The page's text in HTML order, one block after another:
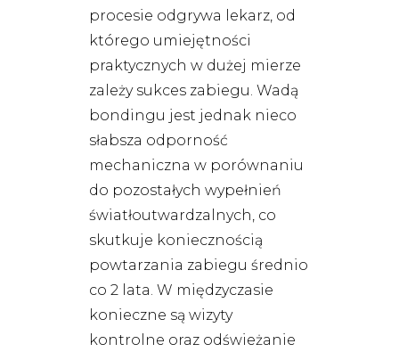
procesie odgrywa lekarz, od
którego umiejętności
praktycznych w dużej mierze
zależy sukces zabiegu. Wadą
bondingu jest jednak nieco
słabsza odporność
mechaniczna w porównaniu
do pozostałych wypełnień
światłoutwardzalnych, co
skutkuje koniecznością
powtarzania zabiegu średnio
co 2 lata. W międzyczasie
konieczne są wizyty
kontrolne oraz odświeżanie